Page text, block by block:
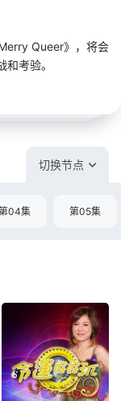
Queer》，将会
考验。
切换节点
04集 第05集